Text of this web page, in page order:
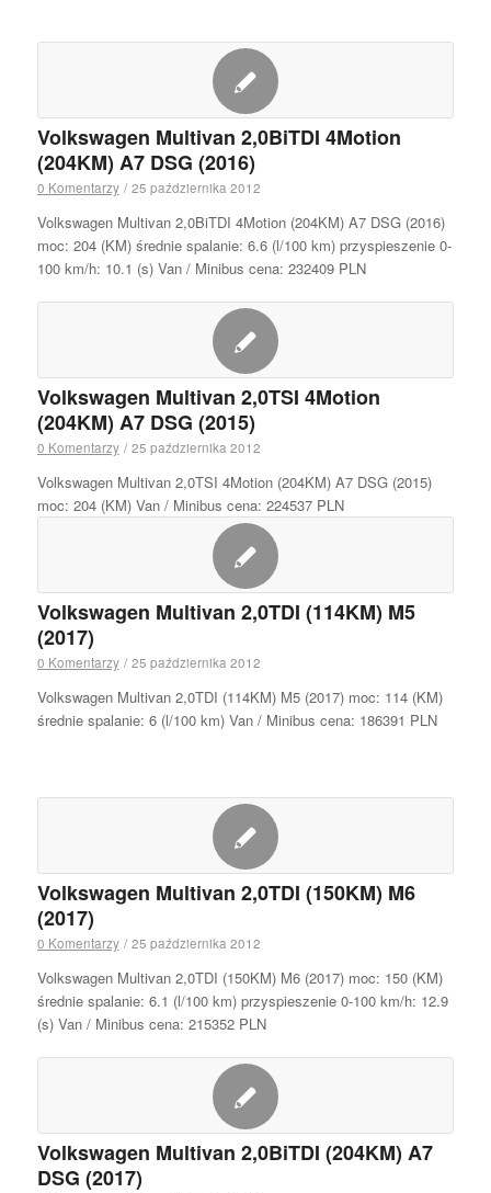
Volkswagen Multivan 2,0BiTDI 4Motion
(204KM) A7 DSG (2016)
0 Komentarzy / 25 października 2012
Volkswagen Multivan 2,0BiTDI 4Motion (204KM) A7 DSG (2016)
moc: 204 (KM) średnie spalanie: 6.6 (l/100 km) przyspieszenie 0-
100 km/h: 10.1 (s) Van / Minibus cena: 232409 PLN
Volkswagen Multivan 2,0TSI 4Motion
(204KM) A7 DSG (2015)
0 Komentarzy / 25 października 2012
Volkswagen Multivan 2,0TSI 4Motion (204KM) A7 DSG (2015)
moc: 204 (KM) Van / Minibus cena: 224537 PLN
Volkswagen Multivan 2,0TDI (114KM) M5
(2017)
0 Komentarzy / 25 października 2012
Volkswagen Multivan 2,0TDI (114KM) M5 (2017) moc: 114 (KM)
średnie spalanie: 6 (l/100 km) Van / Minibus cena: 186391 PLN
Volkswagen Multivan 2,0TDI (150KM) M6
(2017)
0 Komentarzy / 25 października 2012
Volkswagen Multivan 2,0TDI (150KM) M6 (2017) moc: 150 (KM)
średnie spalanie: 6.1 (l/100 km) przyspieszenie 0-100 km/h: 12.9
(s) Van / Minibus cena: 215352 PLN
Volkswagen Multivan 2,0BiTDI (204KM) A7
DSG (2017)